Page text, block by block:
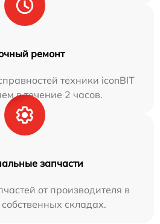
ремонт
техники iconBIT
в течение 2 часов.
запчасти
от производителя в
складах.